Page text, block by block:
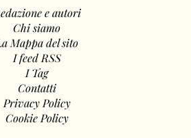
e autori
Chi siamo
Mappa del sito
I feed RSS
I Tag
Contatti
Privacy Policy
Cookie Policy